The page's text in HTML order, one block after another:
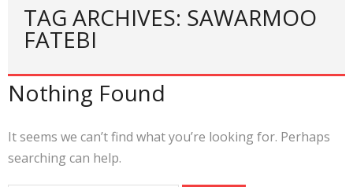
TAG ARCHIVES: SAWARMOO
FATEBI
Nothing Found
It seems we can’t find what you’re looking for. Perhaps
searching can help.